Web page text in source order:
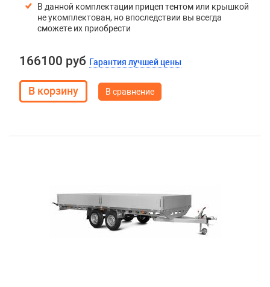
В данной комплектации прицеп тентом или крышкой
не укомплектован, но впоследствии вы всегда
сможете их приобрести
166100 руб Гарантия лучшей цены
В сравнение